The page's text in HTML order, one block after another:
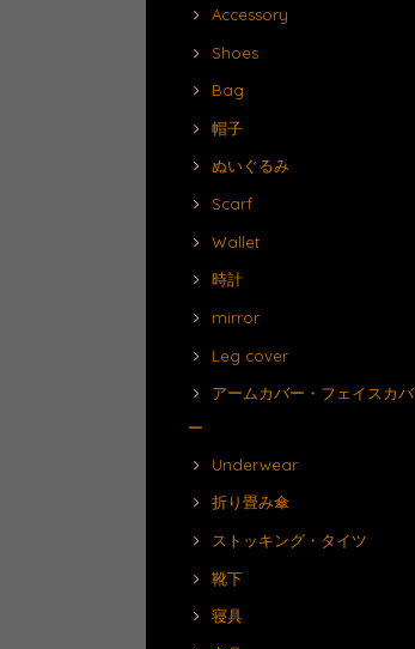
Accessory
Shoes
Bag
帽子
ぬいぐるみ
Scarf
Wallet
時計
mirror
Leg cover
アームカバー・フェイスカバ
ー
Underwear
折り畳み傘
ストッキング・タイツ
靴下
寝具